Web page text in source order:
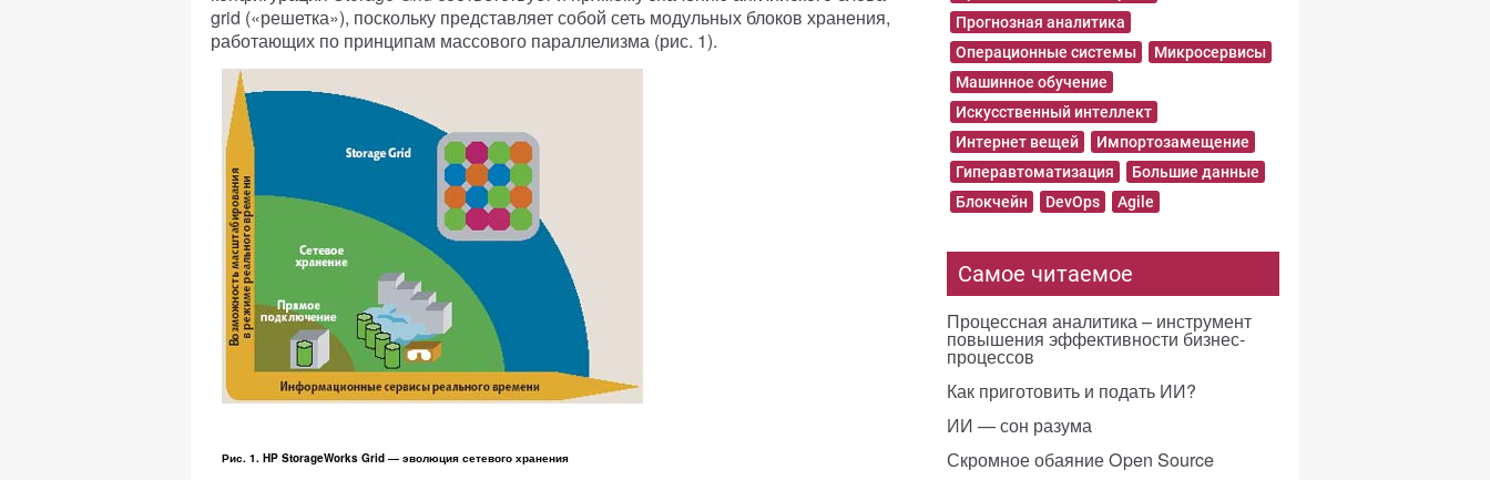
grid («решетка»), поскольку представляет собой сеть модульных блоков хранения,
работающих по принципам массового параллелизма (рис. 1).
Рис. 1. HP StorageWorks Grid — эволюция сетевого хранения
Прогнозная аналитика
Операционные системы
Микросервисы
Машинное обучение
Искусственный интеллект
Интернет вещей
Импортозамещение
Гиперавтоматизация
Большие данные
Блокчейн
DevOps Agile
Самое читаемое
Процессная аналитика – инструмент
повышения эффективности бизнес-
процессов
Как приготовить и подать ИИ?
ИИ — сон разума
Скромное обаяние Open Source